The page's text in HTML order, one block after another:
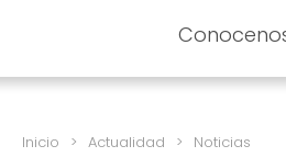
Inicio > Actualidad > Noticias